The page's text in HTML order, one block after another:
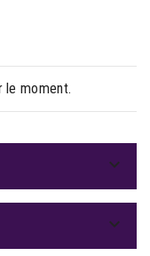
le moment.

